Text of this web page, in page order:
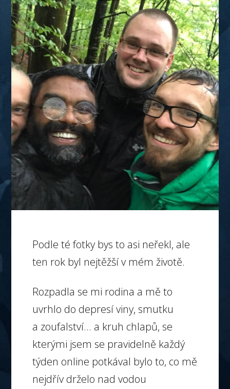
Podle té fotky bys to asi neřekl, ale
ten rok byl nejtěžší v mém životě.
Rozpadla se mi rodina a mě to
uvrhlo do depresí viny, smutku
a zoufalství... a kruh chlapů, se
kterými jsem se pravidelně každý
týden online potkával bylo to, co mě
nejdřív drželo nad vodou